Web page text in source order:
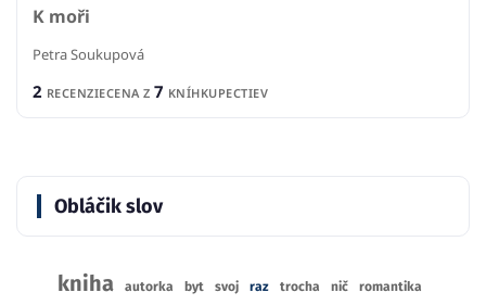
K moři
Petra Soukupová
2 RECENZIECENA Z 7 KNÍHKUPECTIEV
Obláčik slov
kniha autorka byt svoj raz trocha nič romantika